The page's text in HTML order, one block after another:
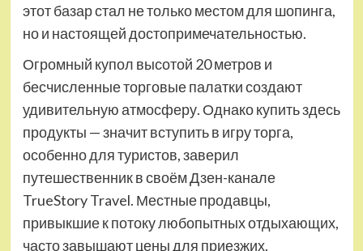
этот базар стал не только местом для шопинга,
но и настоящей достопримечательностью.
Огромный купол высотой 20 метров и
бесчисленные торговые палатки создают
удивительную атмосферу. Однако купить здесь
продукты — значит вступить в игру торга,
особенно для туристов, заверил
путешественник в своём Дзен-канале
TrueStory Travel. Местные продавцы,
привыкшие к потоку любопытных отдыхающих,
часто завышают цены для приезжих.